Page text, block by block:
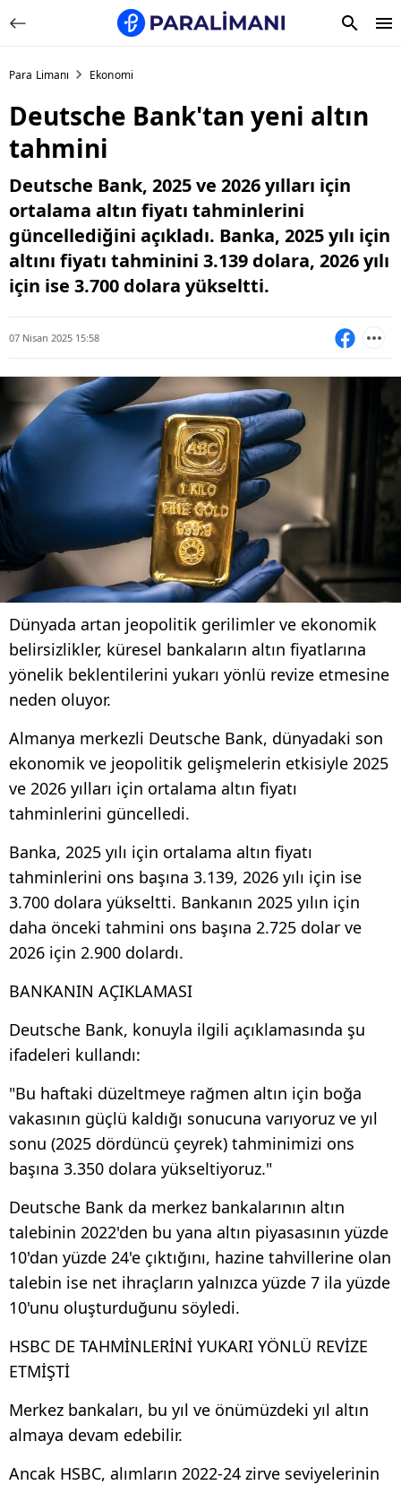
Para Limanı Ekonomi
Deutsche Bank'tan yeni altın
tahmini
Deutsche Bank, 2025 ve 2026 yılları için
ortalama altın fiyatı tahminlerini
güncellediğini açıkladı. Banka, 2025 yılı için
altını fiyatı tahminini 3.139 dolara, 2026 yılı
için ise 3.700 dolara yükseltti.
07 Nisan 2025 15:58
Dünyada artan jeopolitik gerilimler ve ekonomik
belirsizlikler, küresel bankaların altın fiyatlarına
yönelik beklentilerini yukarı yönlü revize etmesine
neden oluyor.
Almanya merkezli Deutsche Bank, dünyadaki son
ekonomik ve jeopolitik gelişmelerin etkisiyle 2025
ve 2026 yılları için ortalama altın fiyatı
tahminlerini güncelledi.
Banka, 2025 yılı için ortalama altın fiyatı
tahminlerini ons başına 3.139, 2026 yılı için ise
3.700 dolara yükseltti. Bankanın 2025 yılın için
daha önceki tahmini ons başına 2.725 dolar ve
2026 için 2.900 dolardı.
BANKANIN AÇIKLAMASI
Deutsche Bank, konuyla ilgili açıklamasında şu
ifadeleri kullandı:
"Bu haftaki düzeltmeye rağmen altın için boğa
vakasının güçlü kaldığı sonucuna varıyoruz ve yıl
sonu (2025 dördüncü çeyrek) tahminimizi ons
başına 3.350 dolara yükseltiyoruz."
Deutsche Bank da merkez bankalarının altın
talebinin 2022'den bu yana altın piyasasının yüzde
10'dan yüzde 24'e çıktığını, hazine tahvillerine olan
talebin ise net ihraçların yalnızca yüzde 7 ila yüzde
10'unu oluşturduğunu söyledi.
HSBC DE TAHMİNLERİNİ YUKARI YÖNLÜ REVİZE
ETMİŞTİ
Merkez bankaları, bu yıl ve önümüzdeki yıl altın
almaya devam edebilir.
Ancak HSBC, alımların 2022-24 zirve seviyelerinin